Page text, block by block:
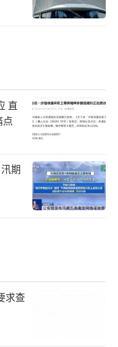
直
期
求查